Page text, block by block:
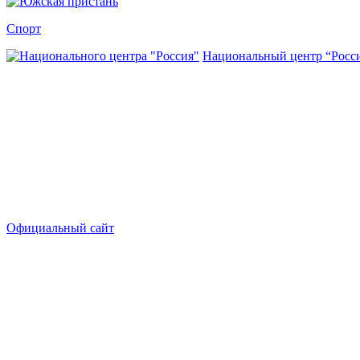
Спорт
Национальный центр
Официальный сайт